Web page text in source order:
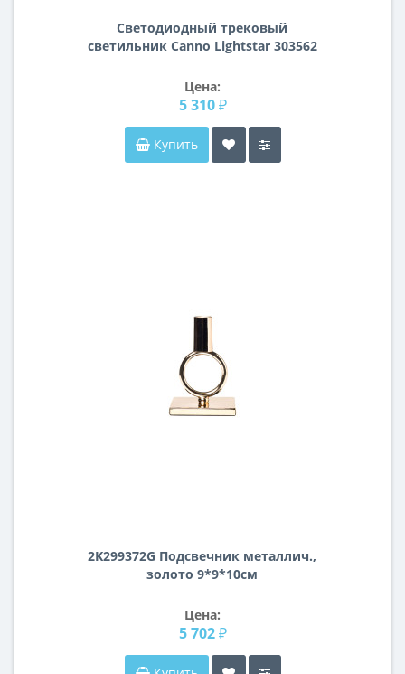
Светодиодный трековый
светильник Canno Lightstar 303562
Цена:
5 310 ₽
Купить
2K299372G Подсвечник металлич.,
золото 9*9*10см
Цена:
5 702 ₽